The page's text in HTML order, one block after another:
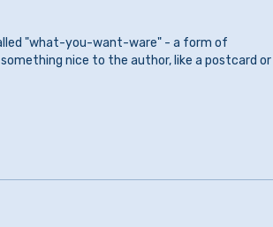
"what-you-want-ware" - a form of
nice to the author, like a postcard or